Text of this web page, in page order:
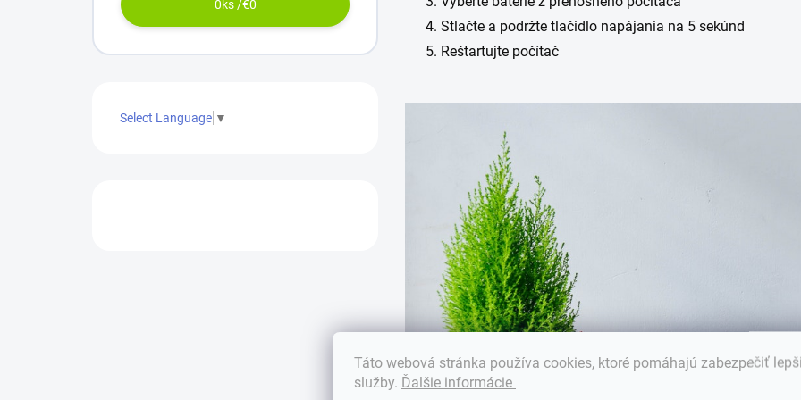
Táto webová stránka používa cookies, ktoré pomáhajú zabezpečiť
služby. Ďalšie informácie
0ks /€0
Select Language ▼
Stlačte a podržte tlačidlo napájania na 5 sekúnd
Reštartujte počítač